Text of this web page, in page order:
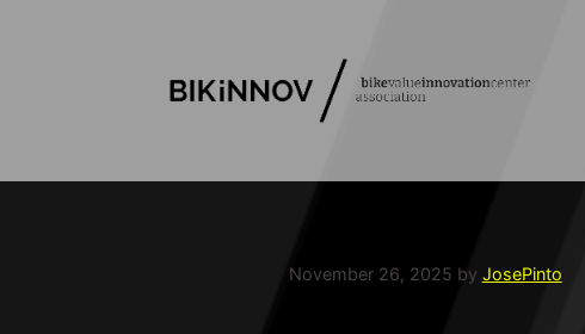
November 26, 2025 by JosePinto